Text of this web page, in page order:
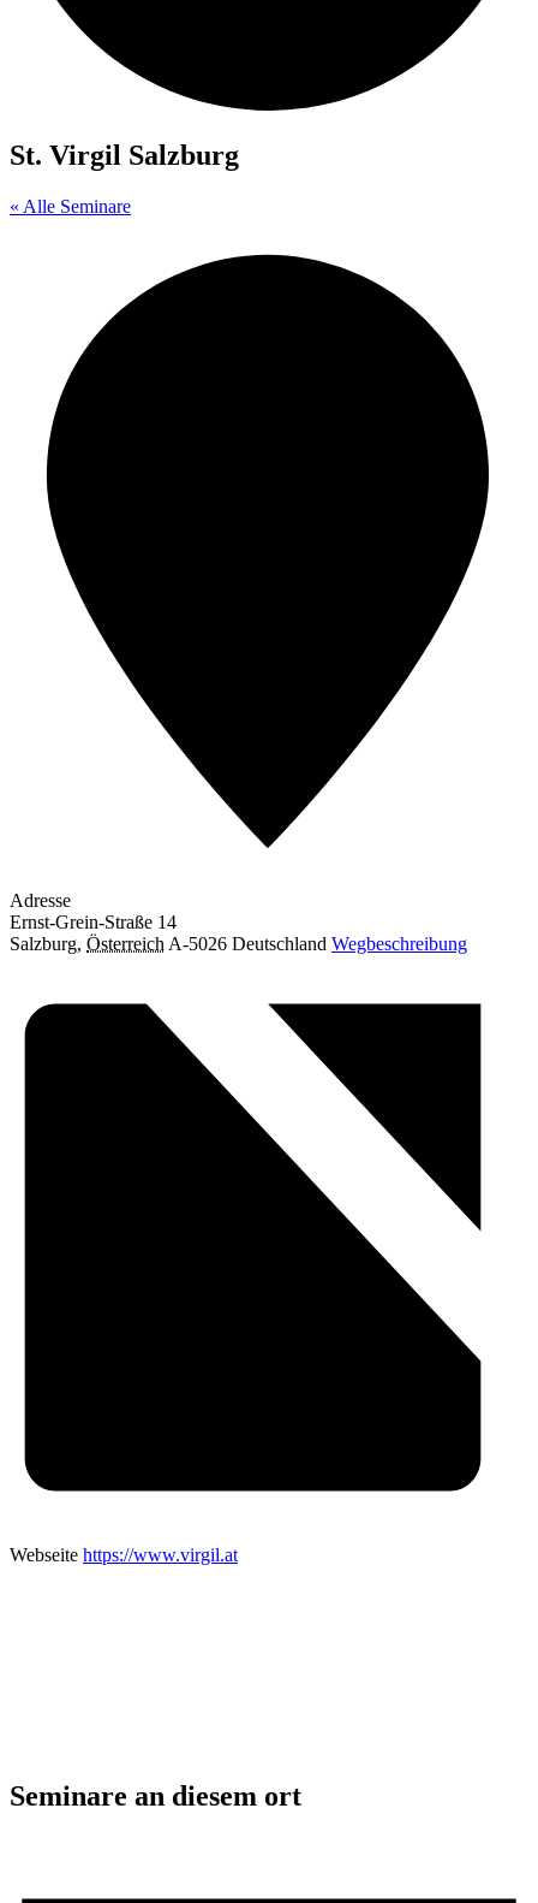
St. Virgil Salzburg
« Alle Seminare
Adresse
Ernst-Grein-Straße 14
Salzburg, Österreich A-5026 Deutschland Wegbeschreibung
Webseite https://www.virgil.at
Seminare an diesem ort